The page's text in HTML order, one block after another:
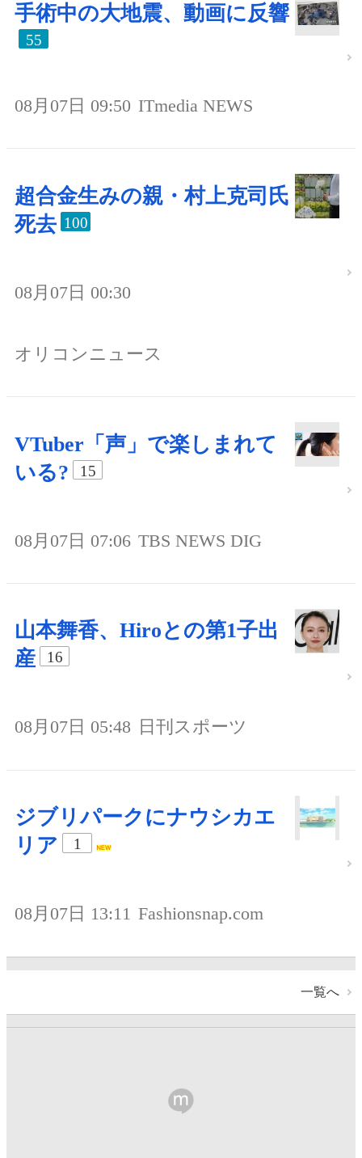
手術中の大地震、動画に反響
55
08月07日 09:50 ITmedia NEWS
超合金生みの親・村上克司氏
死去 100
08月07日 00:30
オリコンニュース
VTuber「声」で楽しまれて
いる?
15
08月07日 07:06 TBS NEWS DIG
山本舞香、Hiroとの第1子出
産
16
08月07日 05:48 日刊スポーツ
ジブリパークにナウシカエ
リア
1
08月07日 13:11 Fashionsnap.com
一覧へ